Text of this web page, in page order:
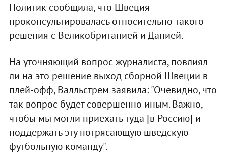
Политик сообщила, что Швеция
проконсультировалась относительно такого
решения с Великобританией и Данией.
На уточняющий вопрос журналиста, повлиял
ли на это решение выход сборной Швеции в
плей-офф, Валльстрем заявила: "Очевидно, что
так вопрос будет совершенно иным. Важно,
чтобы мы могли приехать туда [в Россию] и
поддержать эту потрясающую шведскую
футбольную команду".